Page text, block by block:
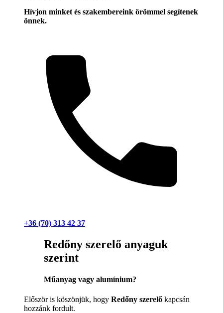
Hívjon minket és szakembereink örömmel segítenek
önnek.
+36 (70) 313 42 37
Redőny szerelő anyaguk
szerint
Műanyag vagy alumínium?
Először is köszönjük, hogy Redőny szerelő kapcsán
hozzánk fordult.